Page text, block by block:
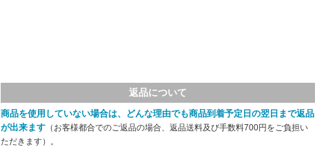
返品について
商品を使用していない場合は、どんな理由でも商品到着予定日の翌日まで返品
が出来ます （お客様都合でのご返品の場合、返品送料及び手数料700円をご負担い
ただきます）。